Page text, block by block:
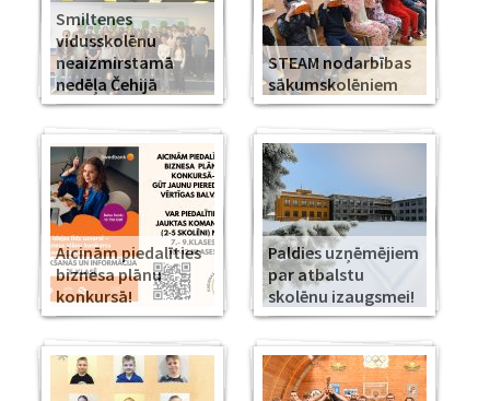
Smiltenes
vidusskolēnu
neaizmirstamā
nedēļa Čehijā
STEAM nodarbības
sākumskolēniem
Aicinām piedalīties
biznesa plānu
konkursā!
Paldies uzņēmējiem
par atbalstu
skolēnu izaugsmei!